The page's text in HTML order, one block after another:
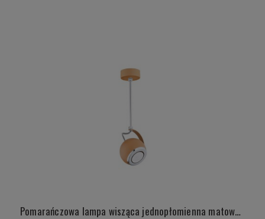
Pomarańczowa lampa wisząca jednopłomienna matowa KOS 3527